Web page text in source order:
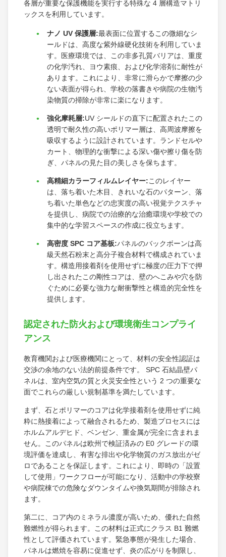
各層が重要な保護機能を実行する特殊な 4 層構造マトリ
ックスを利用しています。
ナノ UV 保護層:最表面に位置するこの微細なシ
ールドは、高度な紫外線硬化技術を利用していま
す。医療環境では、この非多孔質バリアは、重度
の化学汚れ、ヨウ素痕、および化学溶剤に耐性が
あります。これにより、非常に滑らかで摩擦の少
ない表面が得られ、学校の落書きや病院の生物汚
染物質の掃除が非常に楽になります。
強化摩耗層:UV シールドの直下に配置されたこの
透明で耐久性の高いポリマー層は、高周波摩擦を
吸収するように設計されています。ランドセルや
カート、物理的な衝撃による深い傷や擦り傷を防
ぎ、パネルの見た目の美しさを保ちます。
高精細カラーフィルムレイヤー:このレイヤー
は、落ち着いた木目、きれいな石のパターン、落
ち着いた単色などの忠実度の高い視覚テクスチャ
を提供し、病院での治療的な治癒環境や学校での
集中的な学習スペースの作成に役立ちます。
高密度 SPC コア基板:パネルのバックボーンは高
級天然石粉末と高分子複合材料で構成されていま
す。構造用接着剤を使用せずに極度の圧力下で押
し出されたこの剛性コアは、壁のへこみや穴を防
ぐために必要な強力な耐衝撃性と構造的完全性を
提供します。
認定された防火および環境衛生コンプライ
アンス
教育機関および医療機関にとって、材料の安全性認証は
交渉の余地のない法的前提条件です。 SPC 石結晶壁パ
ネルは、室内空気の質と火災安全性という 2 つの重要な
面でこれらの厳しい規制基準を満たしています。
まず、石とポリマーのコアは化学接着剤を使用せずに純
粋に熱接着によって融合されるため、製造プロセスには
ホルムアルデヒド、ベンゼン、重金属が完全に含まれま
せん。このパネルは欧州で検証済みの E0 グレードの環
境評価を達成し、有害な排出や化学物質のガス放出がゼ
ロであることを保証します。これにより、即時の「設置
して使用」ワークフローが可能になり、活動中の学校寮
や病院棟での危険なダウンタイムや換気期間が排除され
ます。
第二に、コア内のミネラル濃度が高いため、優れた自然
難燃性が得られます。この材料は正式にクラス B1 難燃
性として評価されています。緊急事態が発生した場合、
パネルは燃焼を容易に促進せず、炎の広がりを制限し、